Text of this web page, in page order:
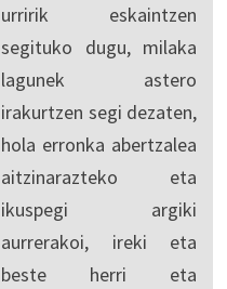
urririk eskaintzen
segituko dugu, milaka
lagunek astero
irakurtzen segi dezaten,
hola erronka abertzalea
aitzinarazteko eta
ikuspegi argiki
aurrerakoi, ireki eta
beste herri eta